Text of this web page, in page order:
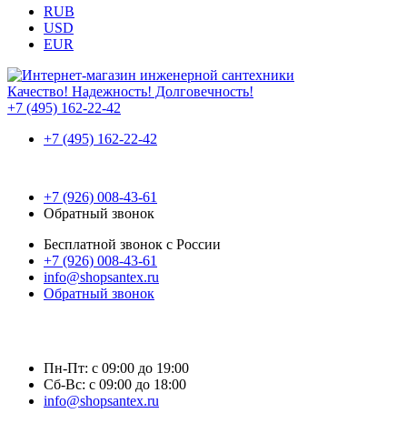
RUB
USD
EUR
Качество! Надежность! Долговечность!
+7 (495) 162-22-42
+7 (495) 162-22-42
+7 (926) 008-43-61
Обратный звонок
Бесплатной звонок с России
+7 (926) 008-43-61
info@shopsantex.ru
Обратный звонок
Пн-Пт: с 09:00 до 19:00
Сб-Вс: с 09:00 до 18:00
info@shopsantex.ru